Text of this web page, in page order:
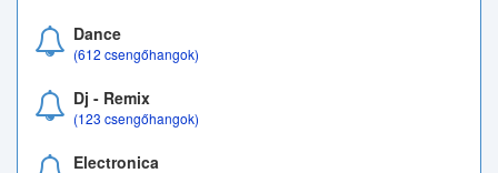
Dance
(612 csengőhangok)
Dj - Remix
(123 csengőhangok)
Electronica